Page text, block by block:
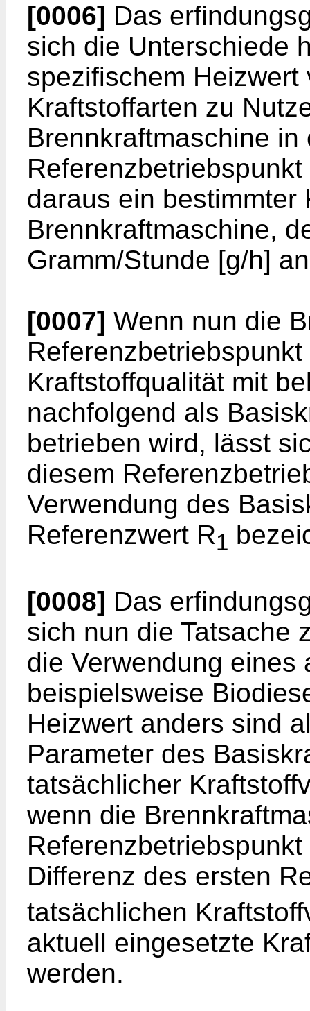
[0006] Das
sich die Unterschiede
spezifischem Heizwert
Kraftstoffarten zu
Brennkraftmaschine in
daraus ein bestimmter
Brennkraftmaschine,
Gramm/Stunde [g/h]
[0007] Wenn nun die
Kraftstoffqualität mit
nachfolgend als
betrieben wird, lässt
diesem
Verwendung des
Referenzwert R1
[0008] Das
sich nun die Tatsache
die Verwendung eines
beispielsweise
Heizwert anders sind
Parameter des
tatsächlicher
wenn die
Differenz des ersten
tatsächlichen
aktuell eingesetzte
werden.